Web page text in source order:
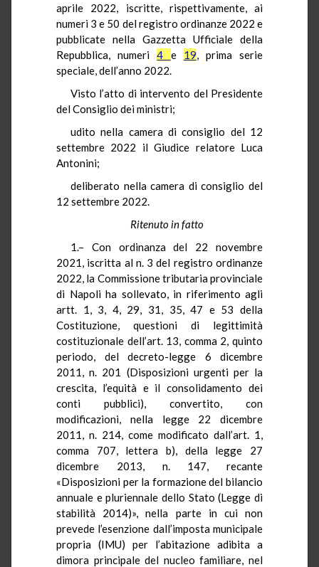
aprile 2022, iscritte, rispettivamente, ai
numeri 3 e 50 del registro ordinanze 2022 e
pubblicate nella Gazzetta Ufficiale della
Repubblica, numeri4 e 19, prima serie
speciale, dell’anno 2022.
Visto l’atto di intervento del Presidente
del Consiglio dei ministri;
udito nella camera di consiglio del 12
settembre 2022 il Giudice relatore Luca
Antonini;
deliberato nella camera di consiglio del
12 settembre 2022.
Ritenuto in fatto
1.– Con ordinanza del 22 novembre
2021, iscritta al n. 3 del registro ordinanze
2022, la Commissione tributaria provinciale
di Napoli ha sollevato, in riferimento agli
artt. 1, 3, 4, 29, 31, 35, 47 e 53 della
Costituzione, questioni di legittimità
costituzionale dell’art. 13, comma 2, quinto
periodo, del decreto-legge 6 dicembre
2011, n. 201 (Disposizioni urgenti per la
crescita, l’equità e il consolidamento dei
conti pubblici), convertito, con
modificazioni, nella legge 22 dicembre
2011, n. 214, come modificato dall’art. 1,
comma 707, lettera b), della legge 27
dicembre 2013, n. 147, recante
«Disposizioni per la formazione del bilancio
annuale e pluriennale dello Stato (Legge di
stabilità 2014)», nella parte in cui non
prevede l’esenzione dall’imposta municipale
propria (IMU) per l’abitazione adibita a
dimora principale del nucleo familiare, nel